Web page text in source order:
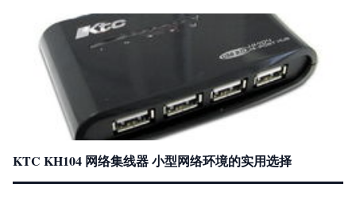
KTC KH104 网络集线器 小型网络环境的实用选择